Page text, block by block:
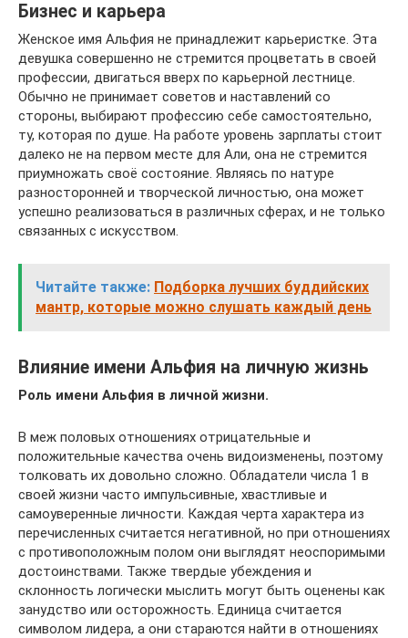
Бизнес и карьера
Женское имя Альфия не принадлежит карьеристке. Эта
девушка совершенно не стремится процветать в своей
профессии, двигаться вверх по карьерной лестнице.
Обычно не принимает советов и наставлений со
стороны, выбирают профессию себе самостоятельно,
ту, которая по душе. На работе уровень зарплаты стоит
далеко не на первом месте для Али, она не стремится
приумножать своё состояние. Являясь по натуре
разносторонней и творческой личностью, она может
успешно реализоваться в различных сферах, и не только
связанных с искусством.
Читайте также: Подборка лучших буддийских
мантр, которые можно слушать каждый день
Влияние имени Альфия на личную жизнь
Роль имени Альфия в личной жизни.
В меж половых отношениях отрицательные и
положительные качества очень видоизменены, поэтому
толковать их довольно сложно. Обладатели числа 1 в
своей жизни часто импульсивные, хвастливые и
самоуверенные личности. Каждая черта характера из
перечисленных считается негативной, но при отношениях
с противоположным полом они выглядят неоспоримыми
достоинствами. Также твердые убеждения и
склонность логически мыслить могут быть оценены как
занудство или осторожность. Единица считается
символом лидера, а они стараются найти в отношениях